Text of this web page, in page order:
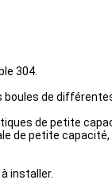
304.
de
de petite
de petite
installer.